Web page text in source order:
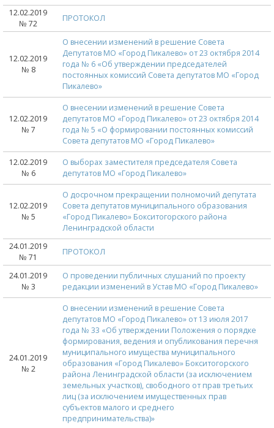
12.02.2019
№ 72
ПРОТОКОЛ
12.02.2019
№ 8
О внесении изменений в решение Совета
Депутатов МО «Город Пикалево» от 23 октября 2014
года № 6 «Об утверждении председателей
постоянных комиссий Совета депутатов МО «Город
Пикалево»
12.02.2019
№ 7
О внесении изменений в решение Совета
депутатов МО «Город Пикалево» от 23 октября 2014
года № 5 «О формировании постоянных комиссий
Совета депутатов МО «Город Пикалево»
12.02.2019
№ 6
О выборах заместителя председателя Совета
депутатов МО «Город Пикалево»
12.02.2019
№ 5
О досрочном прекращении полномочий депутата
Совета депутатов муниципального образования
«Город Пикалево» Бокситогорского района
Ленинградской области
24.01.2019
№ 71
ПРОТОКОЛ
24.01.2019
№ 3
О проведении публичных слушаний по проекту
редакции изменений в Устав МО «Город Пикалево»
24.01.2019
№ 2
О внесении изменений в решение Совета
депутатов МО «Город Пикалево» от 13 июля 2017
года № 33 «Об утверждении Положения о порядке
формирования, ведения и опубликования перечня
муниципального имущества муниципального
образования «Город Пикалево» Бокситогорского
района Ленинградской области (за исключением
земельных участков), свободного от прав третьих
лиц (за исключением имущественных прав
субъектов малого и среднего
предпринимательства)»